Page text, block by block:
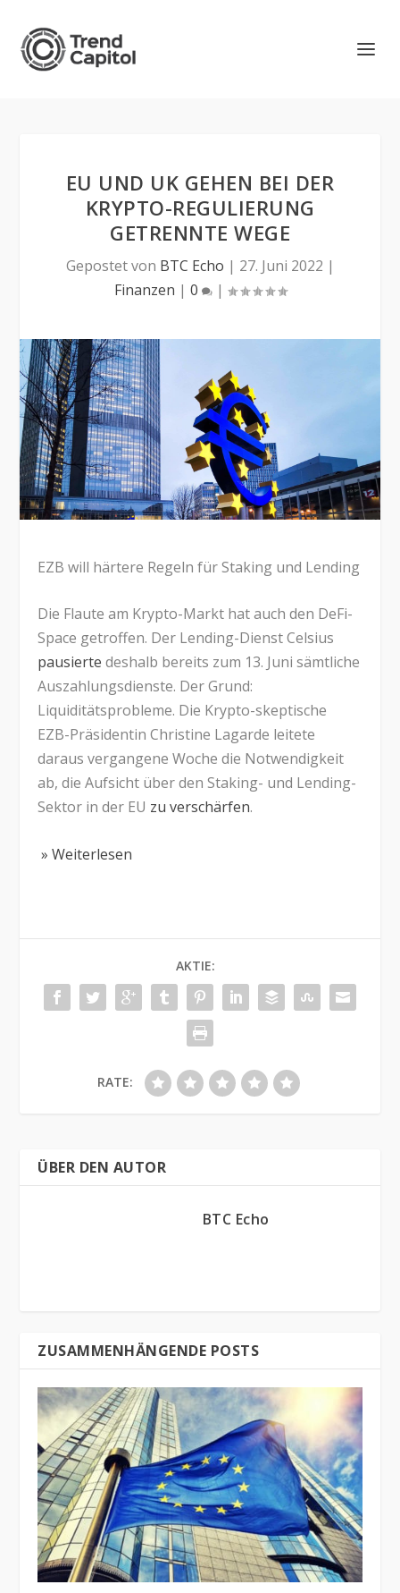
EU UND UK GEHEN BEI DER
KRYPTO-REGULIERUNG
GETRENNTE WEGE
Gepostet von BTC Echo | 27. Juni 2022 |
Finanzen | 0 |
EZB will härtere Regeln für Staking und Lending
Die Flaute am Krypto-Markt hat auch den DeFi-
Space getroffen. Der Lending-Dienst Celsius
pausierte deshalb bereits zum 13. Juni sämtliche
Auszahlungsdienste. Der Grund:
Liquiditätsprobleme. Die Krypto-skeptische
EZB-Präsidentin Christine Lagarde leitete
daraus vergangene Woche die Notwendigkeit
ab, die Aufsicht über den Staking- und Lending-
Sektor in der EU zu verschärfen.
» Weiterlesen
AKTIE:
RATE:
ÜBER DEN AUTOR
BTC Echo
ZUSAMMENHÄNGENDE POSTS